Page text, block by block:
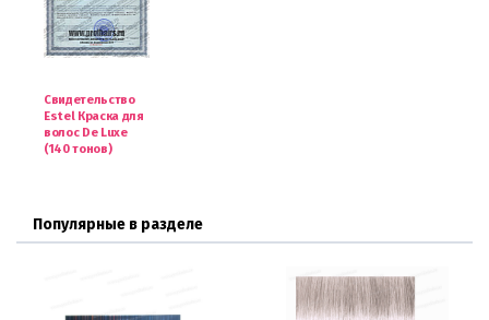
Свидетельство
Estel Краска для
волос De Luxe
(140 тонов)
Популярные в разделе